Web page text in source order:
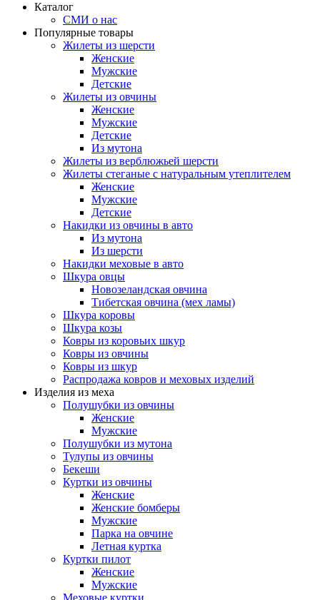
Каталог
СМИ о нас
Популярные товары
Жилеты из шерсти
Женские
Мужские
Детские
Жилеты из овчины
Женские
Мужские
Детские
Из мутона
Жилеты из верблюжьей шерсти
Жилеты стеганые с натуральным утеплителем
Женские
Мужские
Детские
Накидки из овчины в авто
Из мутона
Из шерсти
Накидки меховые в авто
Шкура овцы
Новозеландская овчина
Тибетская овчина (мех ламы)
Шкура коровы
Шкура козы
Ковры из коровьих шкур
Ковры из овчины
Ковры из шкур
Распродажа ковров и меховых изделий
Изделия из меха
Полушубки из овчины
Женские
Мужские
Полушубки из мутона
Тулупы из овчины
Бекеши
Куртки из овчины
Женские
Женские бомберы
Мужские
Парка на овчине
Летная куртка
Куртки пилот
Женские
Мужские
Меховые куртки